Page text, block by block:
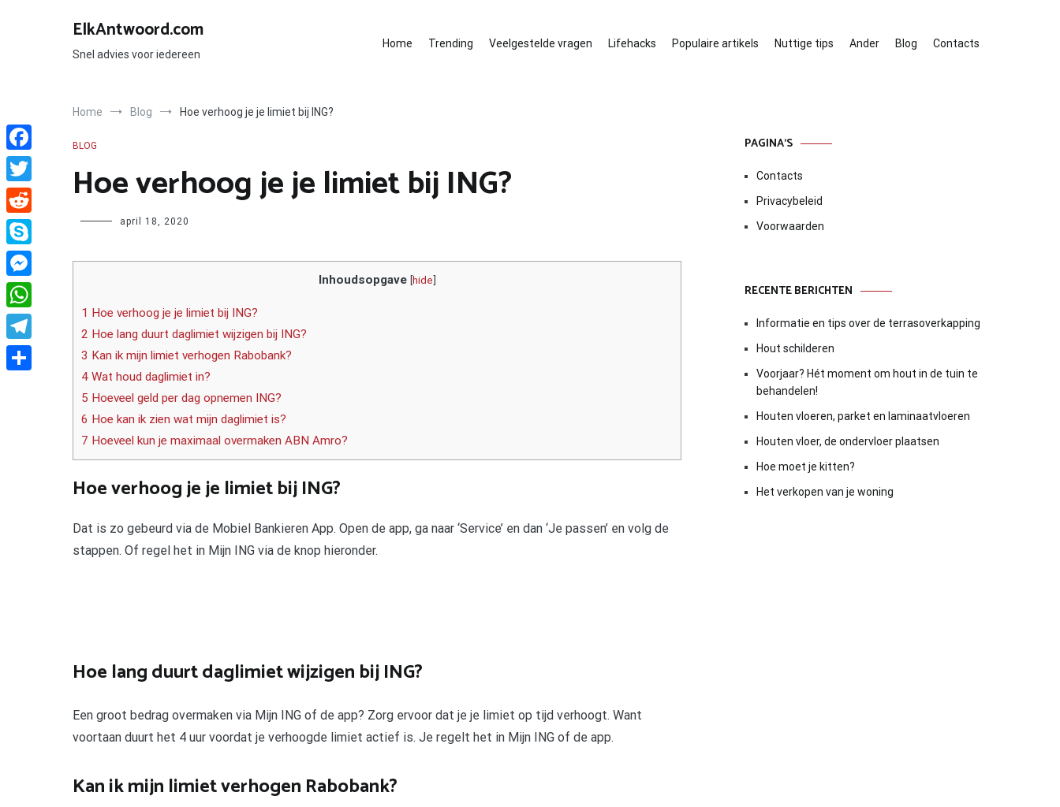
ElkAntwoord.com
Snel advies voor iedereen
Home Trending Veelgestelde vragen Lifehacks Populaire artikels Nuttige tips Ander Blog Contacts
Home Blog Hoe verhoog je je limiet bij ING?
BLOG
Hoe verhoog je je limiet bij ING?
Author april 18, 2020
Inhoudsopgave [hide]
1 Hoe verhoog je je limiet bij ING?
2 Hoe lang duurt daglimiet wijzigen bij ING?
3 Kan ik mijn limiet verhogen Rabobank?
4 Wat houd daglimiet in?
5 Hoeveel geld per dag opnemen ING?
6 Hoe kan ik zien wat mijn daglimiet is?
7 Hoeveel kun je maximaal overmaken ABN Amro?
Hoe verhoog je je limiet bij ING?
Dat is zo gebeurd via de Mobiel Bankieren App. Open de app, ga naar ‘Service’ en dan ‘Je passen’ en volg de
stappen. Of regel het in Mijn ING via de knop hieronder.
Hoe lang duurt daglimiet wijzigen bij ING?
Een groot bedrag overmaken via Mijn ING of de app? Zorg ervoor dat je je limiet op tijd verhoogt. Want
voortaan duurt het 4 uur voordat je verhoogde limiet actief is. Je regelt het in Mijn ING of de app.
Kan ik mijn limiet verhogen Rabobank?
PAGINA’S
Contacts
Privacybeleid
Voorwaarden
RECENTE BERICHTEN
Informatie en tips over de terrasoverkapping
Hout schilderen
Voorjaar? Hét moment om hout in de tuin te
behandelen!
Houten vloeren, parket en laminaatvloeren
Houten vloer, de ondervloer plaatsen
Hoe moet je kitten?
Het verkopen van je woning
Facebook
Twitter
Reddit
Skype
Messenger
WhatsApp
Telegram